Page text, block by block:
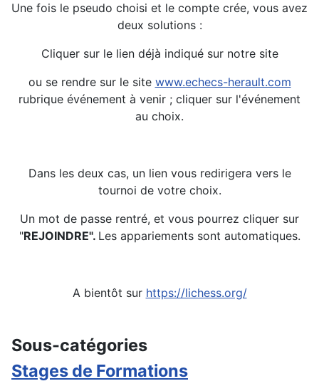
Une fois le pseudo choisi et le compte crée, vous avez
deux solutions :
Cliquer sur le lien déjà indiqué sur notre site
ou se rendre sur le site www.echecs-herault.com
rubrique événement à venir ; cliquer sur l'événement
au choix.
Dans les deux cas, un lien vous redirigera vers le
tournoi de votre choix.
Un mot de passe rentré, et vous pourrez cliquer sur
"REJOINDRE". Les appariements sont automatiques.
A bientôt sur https://lichess.org/
Sous-catégories
Stages de Formations